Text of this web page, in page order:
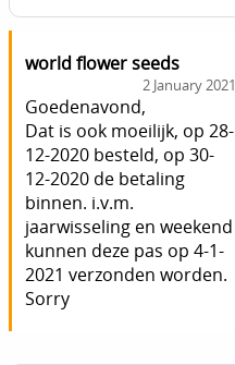
world flower seeds
2 January 2021
Goedenavond,
Dat is ook moeilijk, op 28-
12-2020 besteld, op 30-
12-2020 de betaling
binnen. i.v.m.
jaarwisseling en weekend
kunnen deze pas op 4-1-
2021 verzonden worden.
Sorry